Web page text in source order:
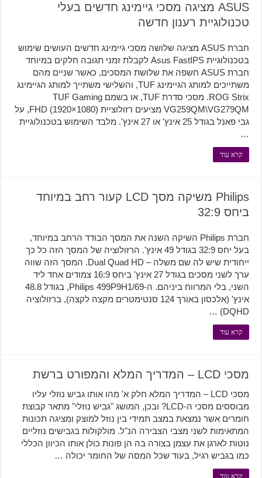
ASUS מציגה מסכי גיימינג חדשים בעלי
טכנולוגיית רענון חדשה
חברת ASUS מציגה שלושה מסכי גיימינג חדשים העושים שימוש
בטכנולוגיית Asus FastIPS לקבלת זמני תגובה חלקים במיוחד
חברת ASUS חשפה את שלושת המסכים, כאשר שניים מהם
משתייכים למותג הגיימינג TUF, והשלישי משתייך למותג הגיימינג
ROG Strix. מסכי סדרת TUF, או בשמם TUF Gaming
VG259QM\VG279QM מציעים רזולוציית FHD (1920×1080), על
גבי פאנל בגודל 25 אינץ' או 27 אינץ'. מלבד השימוש בטכנולוגיית
…
קרא עוד
Philips משיקה מסך LCD קעור רחב במיוחד
ביחס 32:9
חברת Philips השיקה השנה את המסך הבודד הרחב במיוחד,
בעל יחס 32:9 בגודל 49 אינץ'. הרזולוציה של המסך הזה כל כך
ייחודית שיש לה שם משלה – Dual Quad HD. המסך הזה שווה
ערך לשני מסכים בגודל 27 אינץ' ביחס 16:9 צמודים אחד ליד
השני, בלי המרווח ביניהם. ה-Philips 499P9H1/69, בגודל 48.8
אינץ' (אלכסון באורך 124 סנטימטרים מקצה לקצה), ברזולוציה
DQHD) …
קרא עוד
מסכי LCD – המדריך המלא והמפורט ברשת
מסכי LCD – המדריך המלא חלק א' מהו אותו גביש נוזלי עליו
מבוססים מסכי ה-LCD? ובכן, המושג "גביש נוזלי" מתאר קבוצת
חומרים אשר נמצאת במצב תמידי בין נוזל למוצק ומציגה תכונות
המתאימות לשני מצבי הצבירה הנ"ל. מולקולות בגבישים נוזליים
נוטות לארגן את עצמן בצורה בה הן פונות כולן אותו הכיוון הכללי
כמו בגביש רגיל, בעוד שכל המסה של החומר יכולה …
קרא עוד